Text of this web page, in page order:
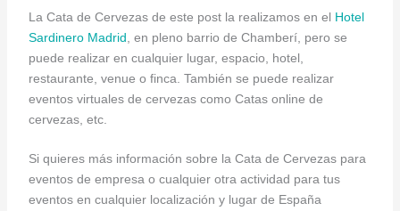
La Cata de Cervezas de este post la realizamos en el Hotel
Sardinero Madrid, en pleno barrio de Chamberí, pero se
puede realizar en cualquier lugar, espacio, hotel,
restaurante, venue o finca. También se puede realizar
eventos virtuales de cervezas como Catas online de
cervezas, etc.
Si quieres más información sobre la Cata de Cervezas para
eventos de empresa o cualquier otra actividad para tus
eventos en cualquier localización y lugar de España